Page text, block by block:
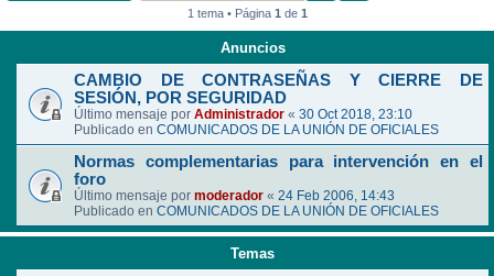
1 tema • Página 1 de 1
Anuncios
CAMBIO DE CONTRASEÑAS Y CIERRE DE
SESIÓN, POR SEGURIDAD
Último mensaje por Administrador « 30 Oct 2018, 23:10
Publicado en COMUNICADOS DE LA UNIÓN DE OFICIALES
Normas complementarias para intervención en el
foro
Último mensaje por moderador « 24 Feb 2006, 14:43
Publicado en COMUNICADOS DE LA UNIÓN DE OFICIALES
Temas